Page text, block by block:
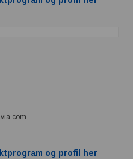
og profil her